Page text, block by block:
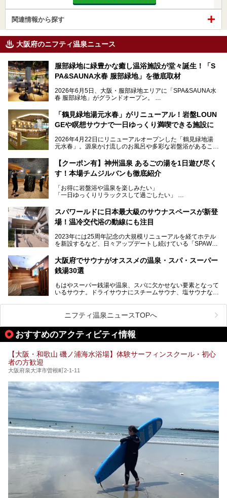
関連情報から探す
大阪府のニフティ温泉ニュース
服部緑地に緑豊かな癒し温浴施設が堂々誕生！「S
PA&SAUNA水春 服部緑地」を徹底取材
2026年6月5日、大阪・服部緑地エリアに「SPA&SAUNA水
春 服部緑地」がグランドオープン。
当初の計画から約5年の時を経て誕生した本施設は、温泉・
サウナ・岩盤浴・フィットネス・ラウンジ・レストランなど
を融合した、これまでの“水春”のイメージをさらに進化させ
今回はオープン前の内覧会に参加し、館内のこだわりポイン
サウナー注目の3種のサウナや160cmの深水風呂、没入感の
高い岩盤浴エリア、日本最大の台数を誇る最新AIフィットネ
スマシンなど、見どころ満載の館内を詳しくご紹介します。
「鶴見緑地湯元水春」がリニューアル！岩盤LOUN
GEや瞑想サウナで一日ゆっくり満喫できる施設に
2026年4月22日にリニューアルオープンした「鶴見緑地湯
元水春」。源泉かけ流しのお風呂や多彩な岩盤浴があること
に“一日中くつろげる場所”としてパワーアップしています。
今回のリニューアルでは、新たに登場した瞑想サウナをはじ
見どころが盛りだくさん。日常の疲れを癒やしたい方はもち
ろん、休日にゆったり過ごしたい方にもぴったりの内容とな
本記事では、そんなリニューアル後の注目ポイントを詳しく
紹介します。これから「鶴見緑地湯元水春」に訪れる方や、
い。
【クーポン有】神州温泉 あるごの湯を1日遊び尽く
す！本場チムジルバンも徹底紹介
「お得に岩盤浴や温泉を楽しみたい」
「一日ゆっくりリラックスして過ごしたい」
利用できる「神州温泉 あるごの湯」です。
あるごの湯は、大阪府豊中市にある日帰り温浴施設で、阪急
チムジルバン（岩盤浴）を中心に、発汗・リラックス・漫画
タイムまで満喫できる長時間滞在型の施設なので、一日中ゆ
る迫力ある熱波パフォーマンスも毎日行われており、“とと
のう”体験をしっかり楽しめるのもポイントです。
ケやボウリングといった遊び場もあり、友人同士やカップル
で“遊び+癒し”の一日を過ごすのにもぴったり。
処にいたるまで魅力をたっぷり堪能してきたので、その全容
スパワールドに日本最大級のサウナスペースが新登
場！温冷交代浴の動線にも注目
2023年には25周年記念の大規模リニューアルを経てホテル
を新設するなど、日々アップデートし続けている「SPAWO
そんなスパワールドが2025年11月15日（土）に、新たな浴
室や日本最大級140人収容の大規模サウナを携えてリニュー
アルオープン！浴室である4F・6Fそれぞれにリニューアル
大規模リニューアルの全容を確認すべく、リニューアルプレ
オープンイベントに行ってきました！今回はそのリニューア
大阪府でサウナがオススメの温泉・スパ・スーパー
銭湯30選
もはやスーパー銭湯や温泉、スパに欠かせない要素となって
いるサウナ。ドライサウナにスチームサウナ、塩サウナな
ペース、ロウリュウなど、心ゆくまで楽しむためのサービス
が充実した施設も多くみられます。
今回はそんなサウナにこだわった、大阪府内のオススメ温
泉・銭湯・スパを30件紹介したいと思います！
ニフティ温泉ニュースTOPへ
おすすめのアクティビティ情報
【大阪・和歌山 磯ノ浦海水浴場】体験サーフィンスクール・初心
者の方歓迎
大阪府泉大津市曽根町2-1-11